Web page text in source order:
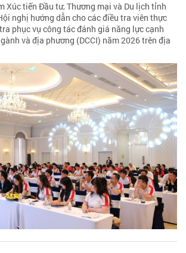
Xúc tiến Đầu tư, Thương mại và Du lịch tỉnh
nghị hướng dẫn cho các điều tra viên thực
phục vụ công tác đánh giá năng lực cạnh
và địa phương (DCCI) năm 2026 trên địa